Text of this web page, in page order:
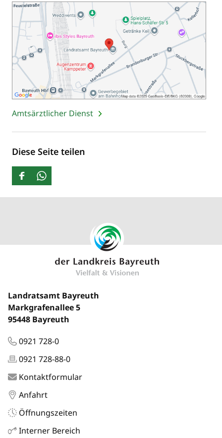
Amtsärztlicher Dienst
Diese Seite teilen
Landratsamt Bayreuth
Markgrafenallee 5
95448 Bayreuth
0921 728-0
0921 728-88-0
Kontaktformular
Anfahrt
Öffnungszeiten
Interner Bereich